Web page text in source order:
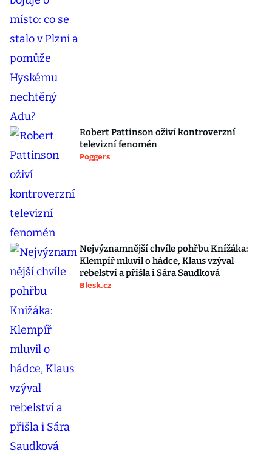
Robert Pattinson oživí kontroverzní
televizní fenomén
Poggers
Nejvýznamnější chvíle pohřbu Knížáka:
Klempíř mluvil o hádce, Klaus vzýval
rebelství a přišla i Sára Saudková
Blesk.cz